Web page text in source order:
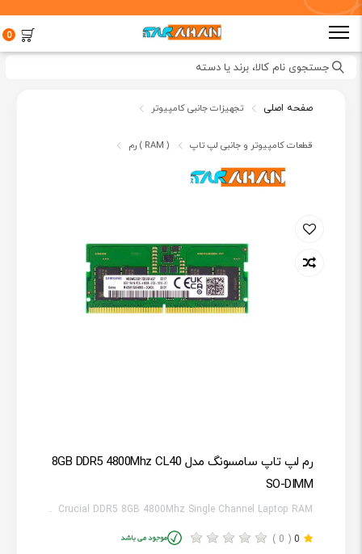
0
جستجوی نام کالا، برند یا دسته
صفحه اصلی تجهیزات جانبی کامپیوتر
قطعات کامپیوتر و جانبی لپ تاپ رم ( RAM )
رم لپ تاپ سامسونگ مدل 8GB DDR5 4800Mhz CL40
SO-DIMM
Crucial DDR5 8GB 4800Mhz Single Channel Laptop RAM
0
( 0 )